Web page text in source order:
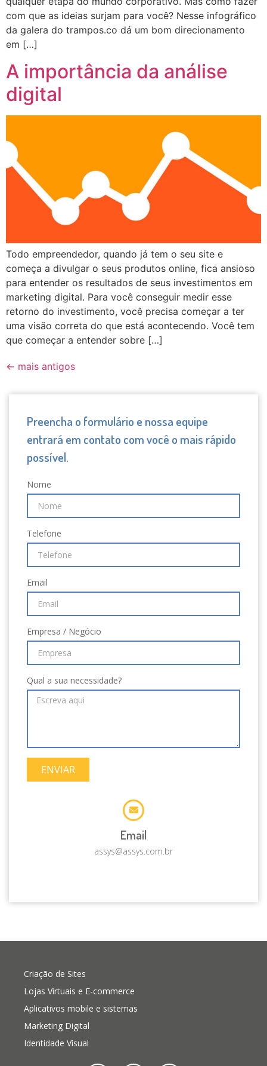
com que as ideias surjam para você? Nesse infográfico
da galera do trampos.co dá um bom direcionamento
em […]
A importância da análise
digital
Todo empreendedor, quando já tem o seu site e
começa a divulgar o seus produtos online, fica ansioso
para entender os resultados de seus investimentos em
marketing digital. Para você conseguir medir esse
retorno do investimento, você precisa começar a ter
uma visão correta do que está acontecendo. Você tem
que começar a entender sobre […]
← mais antigos
Email
assys@assys.com.br
Preencha o formulário e nossa equipe
entrará em contato com você o mais rápido
possível.
Nome
Telefone
Email
Empresa / Negócio
Qual a sua necessidade?
ENVIAR
Criação de Sites
Lojas Virtuais e E-commerce
Aplicativos mobile e sistemas
Marketing Digital
Identidade Visual